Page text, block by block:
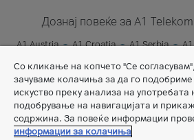
Дознај повеќе за A1
A1 Austria A1 Croatia A1 Serbia
A1 Slovenia
A1
Со кликање на копчето "Се
зачуваме колачиња за да го
искуство преку анализа на употребата
подобрување на навигацијата и
содржина. За повеќе информации
информации за колачиња